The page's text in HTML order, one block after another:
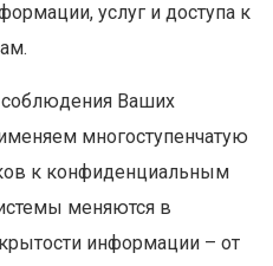
услуг и доступа к
соблюдения Ваших
многоступенчатую
к конфиденциальным
меняются в
информации – от